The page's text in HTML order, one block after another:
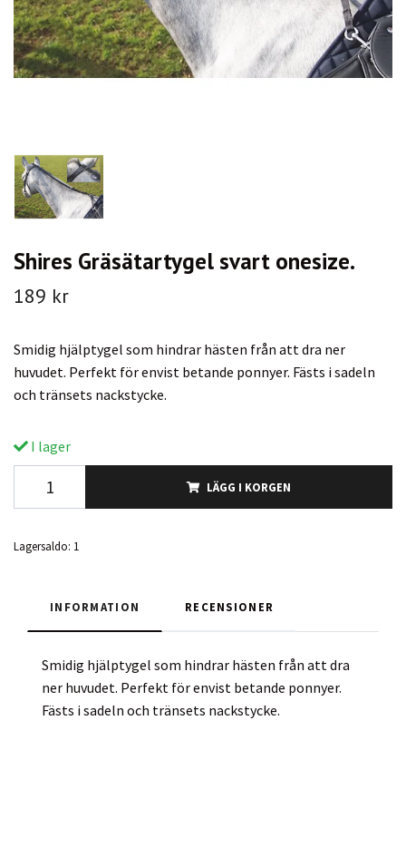
Shires Gräsätartygel svart onesize.
189 kr
Smidig hjälptygel som hindrar hästen från att dra ner
huvudet. Perfekt för envist betande ponnyer. Fästs i sadeln
och tränsets nackstycke.
I lager
LÄGG I KORGEN
Lagersaldo: 1
INFORMATION RECENSIONER
Smidig hjälptygel som hindrar hästen från att dra
ner huvudet. Perfekt för envist betande ponnyer.
Fästs i sadeln och tränsets nackstycke.